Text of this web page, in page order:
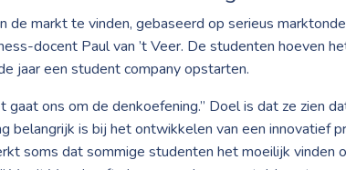
markt te vinden, gebaseerd op serieus
docent Paul van ’t Veer. De studenten hoeven
jaar een student company opstarten.
ons om de denkoefening.” Doel is dat ze zien
is bij het ontwikkelen van een innovatief
soms dat sommige studenten het moeilijk vinden